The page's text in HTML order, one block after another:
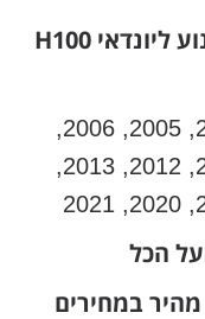
שירות תיקון והחלפת מחשב מנוע ליונדאי H100
2000, 2001, 2002, 2003, 2004, 2005, 2006,
2007, 2008, 2009, 2010, 2011, 2012, 2013,
הכל
במחירים